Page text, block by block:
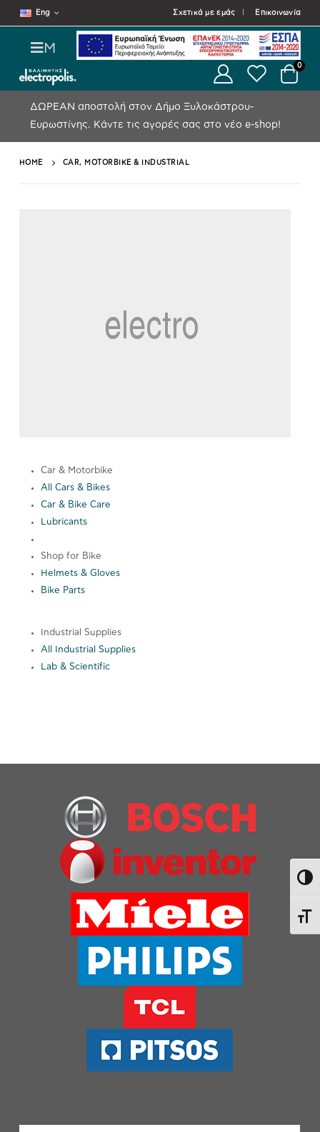
Eng Σχετικά με εμάς Επικοινωνία
M
0
ΔΩΡΕΑΝ αποστολή στον Δήμο Ξυλοκάστρου-
Ευρωστίνης. Κάντε τις αγορές σας στο νέο e-shop!
HOME CAR, MOTORBIKE & INDUSTRIAL
Car & Motorbike
All Cars & Bikes
Car & Bike Care
Lubricants
Shop for Bike
Helmets & Gloves
Bike Parts
Industrial Supplies
All Industrial Supplies
Lab & Scientific